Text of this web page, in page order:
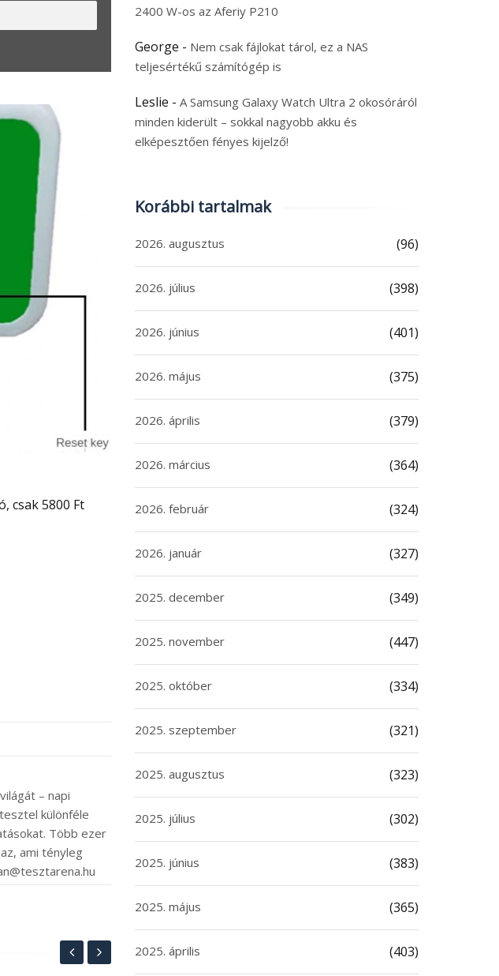
– napi
különféle
Több ezer
ami tényleg
2400 W-os az Aferiy P210
George - Nem csak fájlokat tárol, ez a NAS
teljesértékű számítógép is
Leslie - A Samsung Galaxy Watch Ultra 2 okosóráról
minden kiderült – sokkal nagyobb akku és
elképesztően fényes kijelző!
Korábbi tartalmak
2026. augusztus (96)
2026. július (398)
2026. június (401)
2026. május (375)
2026. április (379)
2026. március (364)
2026. február (324)
2026. január (327)
2025. december (349)
2025. november (447)
2025. október (334)
2025. szeptember (321)
2025. augusztus (323)
2025. július (302)
2025. június (383)
2025. május (365)
2025. április (403)